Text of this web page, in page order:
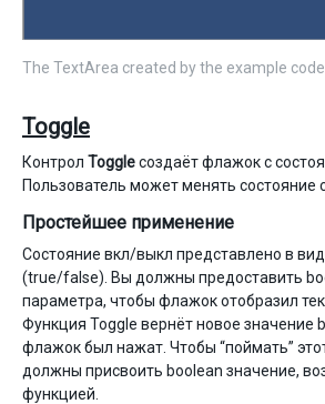
The TextArea created by the example code
Toggle
Контрол Toggleсоздаёт флажок с
Пользователь может менять состояние
Простейшее применение
Состояние вкл/выкл представлено в
(true/false). Вы должны предоставить
параметра, чтобы флажок отобразил
Функция Toggle вернёт новое значение
флажок был нажат. Чтобы “поймать”
должны присвоить boolean значение,
функцией.